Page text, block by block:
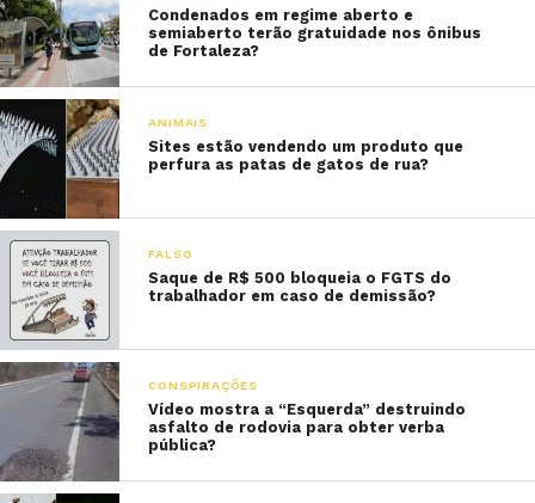
Condenados em regime aberto e
semiaberto terão gratuidade nos ônibus
de Fortaleza?
ANIMAIS
Sites estão vendendo um produto que
perfura as patas de gatos de rua?
FALSO
Saque de R$ 500 bloqueia o FGTS do
trabalhador em caso de demissão?
CONSPIRAÇÕES
Vídeo mostra a “Esquerda” destruindo
asfalto de rodovia para obter verba
pública?